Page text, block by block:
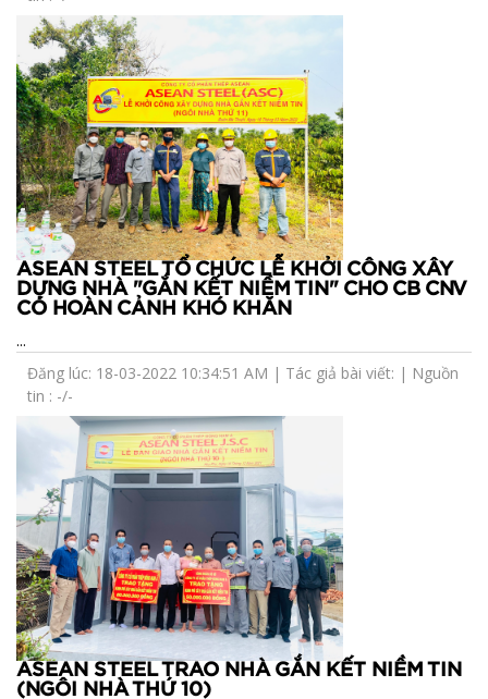
ASEAN STEEL TỔ CHỨC LỄ KHỞI CÔNG XÂY
DỰNG NHÀ "GẮN KẾT NIỀM TIN" CHO CB CNV
CÓ HOÀN CẢNH KHÓ KHĂN
...
Đăng lúc: 18-03-2022 10:34:51 AM | Tác giả bài viết: | Nguồn
tin : -/-
ASEAN STEEL TRAO NHÀ GẮN KẾT NIỀM TIN
(NGÔI NHÀ THỨ 10)